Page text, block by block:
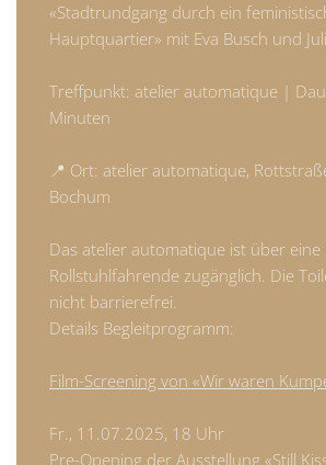
«Stadtrundgang durch ein
Hauptquartier» mit Eva Busch und
Treffpunkt: atelier automatique |
Minuten
📍 Ort: atelier automatique,
Bochum
Das atelier automatique ist über eine
Rollstuhlfahrende zugänglich. Die
nicht barrierefrei.
Details Begleitprogramm:
Film-Screening von «Wir waren
Fr., 11.07.2025, 18 Uhr
Pre-Opening der Ausstellung «Still